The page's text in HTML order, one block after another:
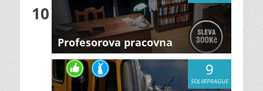
10
Profesorova pracovna
9
SOLVEPRAGUE